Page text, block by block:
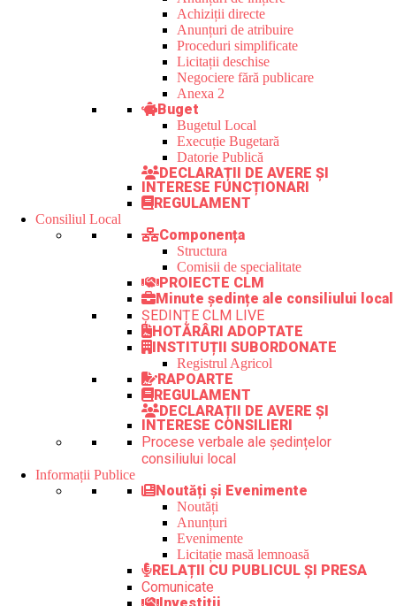
Achiziții directe
Anunțuri de atribuire
Proceduri simplificate
Licitații deschise
Negociere fără publicare
Anexa 2
Buget
Bugetul Local
Execuție Bugetară
Datorie Publică
DECLARAȚII DE AVERE ȘI
INTERESE FUNCȚIONARI
REGULAMENT
Consiliul Local
Componența
Structura
Comisii de specialitate
PROIECTE CLM
Minute ședințe ale consiliului local
ȘEDINȚE CLM LIVE
HOTĂRÂRI ADOPTATE
INSTITUȚII SUBORDONATE
Registrul Agricol
RAPOARTE
REGULAMENT
DECLARAȚII DE AVERE ȘI
INTERESE CONSILIERI
Procese verbale ale ședințelor
consiliului local
Informații Publice
Noutăți și Evenimente
Noutăți
Anunțuri
Evenimente
Licitație masă lemnoasă
RELAȚII CU PUBLICUL ȘI PRESA
Comunicate